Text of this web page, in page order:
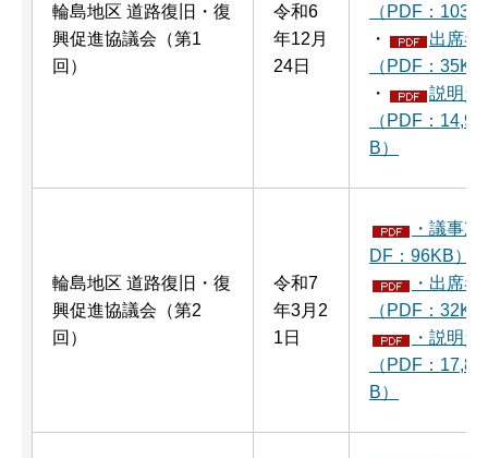
輪島地区 道路復旧・復
興促進協議会（第1
回）
令和6
年12月
24日
（PDF：
・
出席者
（PDF：35KB
・
説明資
（PDF：
B）
輪島地区 道路復旧・復
興促進協議会（第2
回）
令和7
年3月2
1日
・議事
DF：96KB）
・出席者
（PDF：32KB
・説明
（PDF：
B）